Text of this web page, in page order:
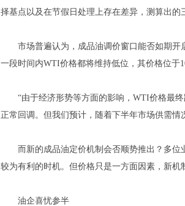
择基点以及在节假日处理上存在差异，测算出的
市场普遍认为，成品油调价窗口能否如期开
一段时间内WTI价格都将维持低位，其价格位于
“由于经济形势等方面的影响，WTI价格最终
正常回调。但我们预计，随着下半年市场供需情
而新的成品油定价机制会否顺势推出？多位
较为有利的时机。但价格只是一方面因素，新机
油企喜忧参半